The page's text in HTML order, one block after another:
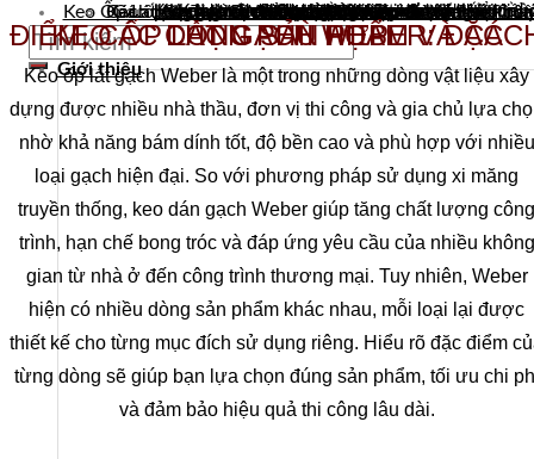
Tìm kiếm:
Giới thiệu
Keo Ốp Lát Gạch Weber: Đặc Điểm, Các Dòng Sản Phẩm Và Cách Chọn Phù Hợp
Keo ốp lát gạch Weber là gì? Vì sao được nhiều công trình lựa chọn?
Những ưu điểm nổi bật của keo Weber
Các dòng keo ốp lát gạch Weber phổ biến hiện
Keo dùng cho gạch ceramic và gạch kích thước
Keo dành cho gạch porcelain và gạch khổ lớn
Keo sử dụng cho khu vực thường xuyên tiếp xúc với nước
Keo chuyên dùng cho khu vực chịu tải hoặc điều kiện đặc biệt
Cách lựa chọn keo Weber phù hợp với từng nhu cầu sử dụng
Chọn theo loại gạch
Chọn theo vị trí thi công
Chọn theo điều kiện công trình
KEO ỐP LÁT GẠCH WEBER: ĐẶC ĐIỂM, CÁC DÒNG SẢN PHẨM VÀ CÁCH CHỌN PHÙ HỢP
Keo ốp lát gạch Weber là một trong những dòng vật liệu xây
dựng được nhiều nhà thầu, đơn vị thi công và gia chủ lựa
nhờ khả năng bám dính tốt, độ bền cao và phù hợp với nhiều
loại gạch hiện đại. So với phương pháp sử dụng xi măng
truyền thống, keo dán gạch Weber giúp tăng chất lượng công
trình, hạn chế bong tróc và đáp ứng yêu cầu của nhiều không
gian từ nhà ở đến công trình thương mại. Tuy nhiên, Weber
hiện có nhiều dòng sản phẩm khác nhau, mỗi loại lại được
thiết kế cho từng mục đích sử dụng riêng. Hiểu rõ đặc điểm
từng dòng sẽ giúp bạn lựa chọn đúng sản phẩm, tối ưu chi
và đảm bảo hiệu quả thi công lâu dài.